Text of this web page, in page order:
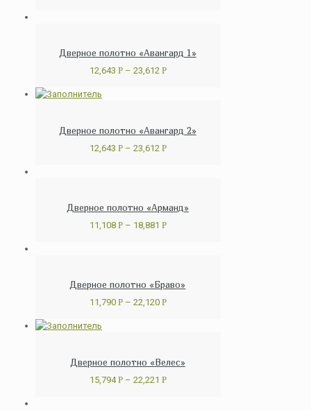
Дверное полотно «Авангард 1»
12,643 Р– 23,612 Р
Дверное полотно «Авангард 2»
12,643 Р– 23,612 Р
Дверное полотно «Арманд»
11,108 Р– 18,881 Р
Дверное полотно «Браво»
11,790 Р– 22,120 Р
Дверное полотно «Велес»
15,794Р– 22,221 Р